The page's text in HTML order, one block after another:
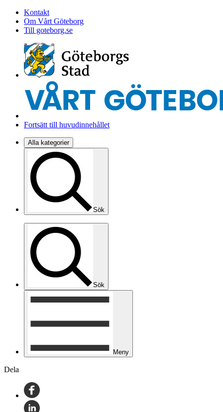
Kontakt
Om Vårt Göteborg
Till goteborg.se
Fortsätt till huvudinnehållet
Alla kategorier
Sök
Sök
Meny
Dela